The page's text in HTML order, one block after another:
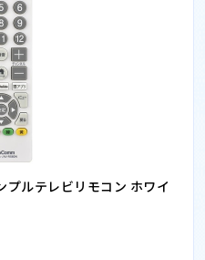
ルテレビリモコン ホワイ